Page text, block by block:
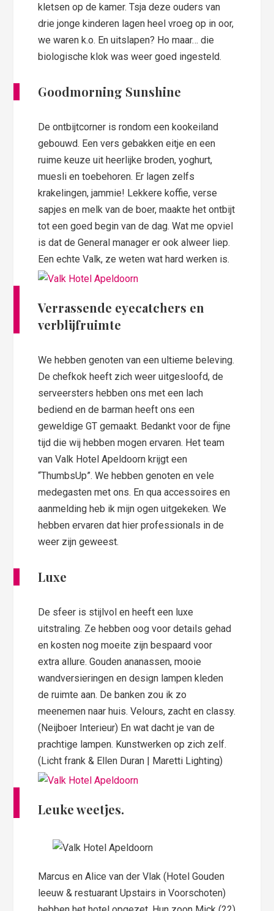
kletsen op de kamer. Tsja deze ouders van
drie jonge kinderen lagen heel vroeg op in oor,
we waren k.o. En uitslapen? Ho maar… die
biologische klok was weer goed ingesteld.
Goodmorning Sunshine
De ontbijtcorner is rondom een kookeiland
gebouwd. Een vers gebakken eitje en een
ruime keuze uit heerlijke broden, yoghurt,
muesli en toebehoren. Er lagen zelfs
krakelingen, jammie! Lekkere koffie, verse
sapjes en melk van de boer, maakte het ontbijt
tot een goed begin van de dag. Wat me opviel
is dat de General manager er ook alweer liep.
Een echte Valk, ze weten wat hard werken is.
Verrassende eyecatchers en
verblijfruimte
We hebben genoten van een ultieme beleving.
De chefkok heeft zich weer uitgesloofd, de
serveersters hebben ons met een lach
bediend en de barman heeft ons een
geweldige GT gemaakt. Bedankt voor de fijne
tijd die wij hebben mogen ervaren. Het team
van Valk Hotel Apeldoorn krijgt een
“ThumbsUp”. We hebben genoten en vele
medegasten met ons. En qua accessoires en
aanmelding heb ik mijn ogen uitgekeken. We
hebben ervaren dat hier professionals in de
weer zijn geweest.
Luxe
De sfeer is stijlvol en heeft een luxe
uitstraling. Ze hebben oog voor details gehad
en kosten nog moeite zijn bespaard voor
extra allure. Gouden ananassen, mooie
wandversieringen en design lampen kleden
de ruimte aan. De banken zou ik zo
meenemen naar huis. Velours, zacht en classy.
(Neijboer Interieur) En wat dacht je van de
prachtige lampen. Kunstwerken op zich zelf.
(Licht frank & Ellen Duran | Maretti Lighting)
Leuke weetjes.
Marcus en Alice van der Vlak (Hotel Gouden
leeuw & restuarant Upstairs in Voorschoten)